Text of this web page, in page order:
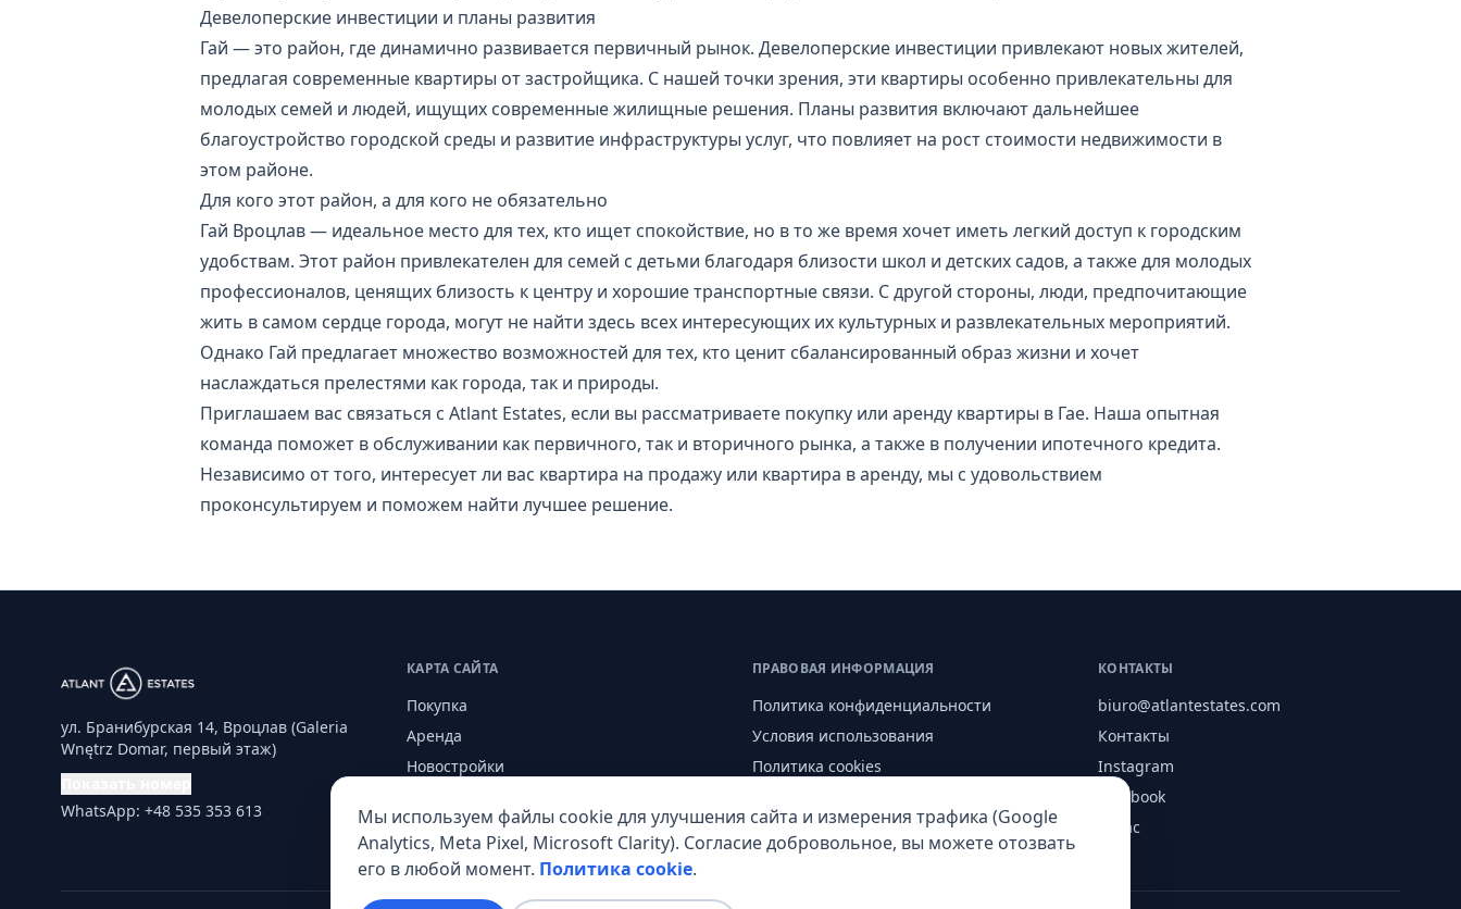
Девелоперские инвестиции и планы развития
Гай — это район, где динамично развивается первичный рынок. Девелоперские инвестиции привлекают новых жителей,
предлагая современные квартиры от застройщика. С нашей точки зрения, эти квартиры особенно привлекательны для
молодых семей и людей, ищущих современные жилищные решения. Планы развития включают дальнейшее
благоустройство городской среды и развитие инфраструктуры услуг, что повлияет на рост стоимости недвижимости в
этом районе.
Для кого этот район, а для кого не обязательно
Гай Вроцлав — идеальное место для тех, кто ищет спокойствие, но в то же время хочет иметь легкий доступ к городским
удобствам. Этот район привлекателен для семей с детьми благодаря близости школ и детских садов, а также для молодых
профессионалов, ценящих близость к центру и хорошие транспортные связи. С другой стороны, люди, предпочитающие
жить в самом сердце города, могут не найти здесь всех интересующих их культурных и развлекательных мероприятий.
Однако Гай предлагает множество возможностей для тех, кто ценит сбалансированный образ жизни и хочет
наслаждаться прелестями как города, так и природы.
Приглашаем вас связаться с Atlant Estates, если вы рассматриваете покупку или аренду квартиры в Гае. Наша опытная
команда поможет в обслуживании как первичного, так и вторичного рынка, а также в получении ипотечного кредита.
Независимо от того, интересует ли вас квартира на продажу или квартира в аренду, мы с удовольствием
проконсультируем и поможем найти лучшее решение.
ул. Бранибурская 14, Вроцлав (Galeria
Wnętrz Domar, первый этаж)
WhatsApp: +48 535 353 613
КАРТА САЙТА
Покупка
Аренда
Новостройки
Услуги
ПРАВОВАЯ ИНФОРМАЦИЯ
Политика конфиденциальности
Условия использования
Политика cookies
КОНТАКТЫ
biuro@atlantestates.com
Контакты
Instagram
Facebook
О нас
Мы используем файлы cookie для улучшения сайта и измерения трафика (Google
Analytics, Meta Pixel, Microsoft Clarity). Согласие добровольное, вы можете отозвать
его в любой момент. Политика cookie.